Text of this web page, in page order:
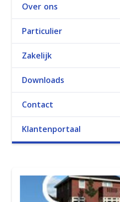
Over ons
Particulier
Zakelijk
Downloads
Contact
Klantenportaal